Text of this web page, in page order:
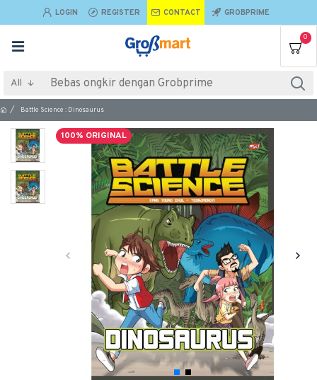
LOGIN REGISTER CONTACT GROBPRIME
0
All
Battle Science : Dinosaurus
100% ORIGINAL